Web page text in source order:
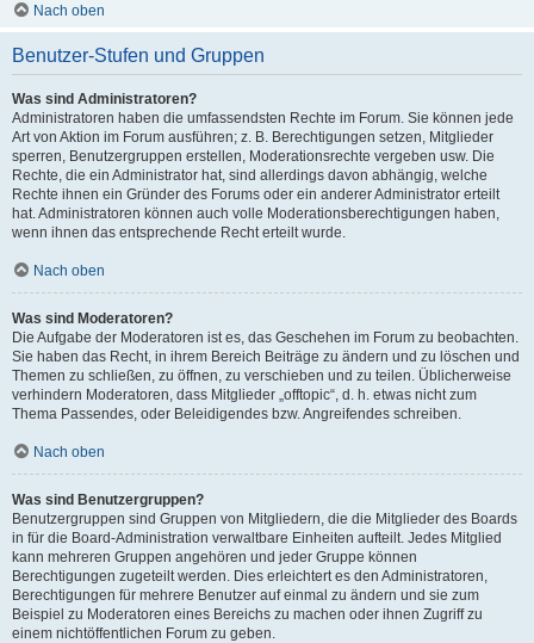
Nach oben
Benutzer-Stufen und Gruppen
Was sind Administratoren?
Administratoren haben die umfassendsten Rechte im Forum. Sie können jede
Art von Aktion im Forum ausführen; z. B. Berechtigungen setzen, Mitglieder
sperren, Benutzergruppen erstellen, Moderationsrechte vergeben usw. Die
Rechte, die ein Administrator hat, sind allerdings davon abhängig, welche
Rechte ihnen ein Gründer des Forums oder ein anderer Administrator erteilt
hat. Administratoren können auch volle Moderationsberechtigungen haben,
wenn ihnen das entsprechende Recht erteilt wurde.
Nach oben
Was sind Moderatoren?
Die Aufgabe der Moderatoren ist es, das Geschehen im Forum zu beobachten.
Sie haben das Recht, in ihrem Bereich Beiträge zu ändern und zu löschen und
Themen zu schließen, zu öffnen, zu verschieben und zu teilen. Üblicherweise
verhindern Moderatoren, dass Mitglieder „offtopic“, d. h. etwas nicht zum
Thema Passendes, oder Beleidigendes bzw. Angreifendes schreiben.
Nach oben
Was sind Benutzergruppen?
Benutzergruppen sind Gruppen von Mitgliedern, die die Mitglieder des Boards
in für die Board-Administration verwaltbare Einheiten aufteilt. Jedes Mitglied
kann mehreren Gruppen angehören und jeder Gruppe können
Berechtigungen zugeteilt werden. Dies erleichtert es den Administratoren,
Berechtigungen für mehrere Benutzer auf einmal zu ändern und sie zum
Beispiel zu Moderatoren eines Bereichs zu machen oder ihnen Zugriff zu
einem nichtöffentlichen Forum zu geben.